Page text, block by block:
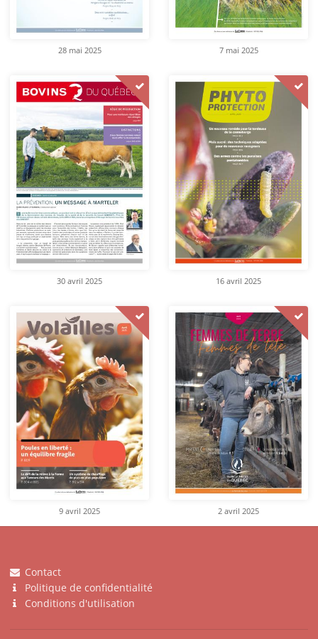
28 mai 2025 7 mai 2025
30 avril 2025 16 avril 2025
9 avril 2025 2 avril 2025
Contact
Politique de confidentialité
Conditions d'utilisation